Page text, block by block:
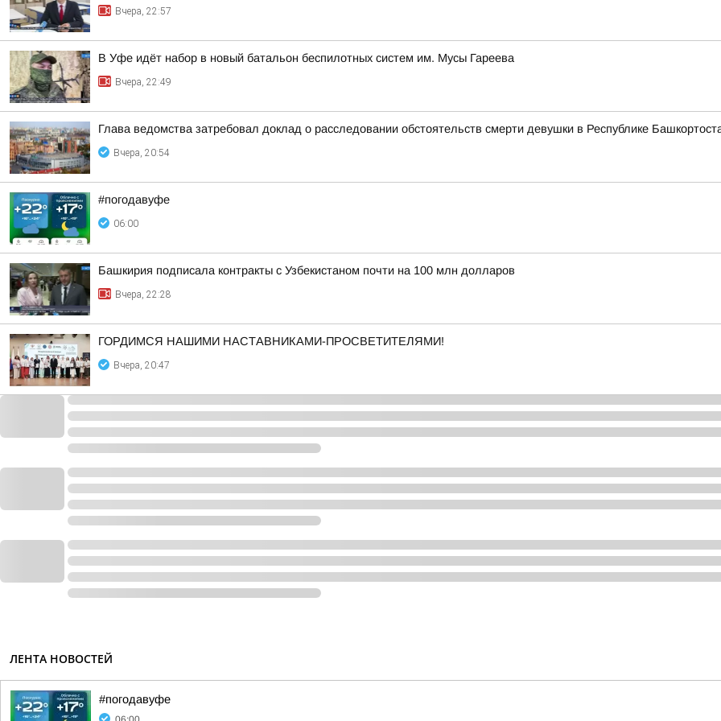
Вчера, 22:57
В Уфе идёт набор в новый батальон беспилотных систем им. Мусы Гареева
Вчера, 22:49
Глава ведомства затребовал доклад о расследовании обстоятельств смерти девушки в Республике
Вчера, 20:54
#погодавуфе
06:00
Башкирия подписала контракты с Узбекистаном почти на 100 млн долларов
Вчера, 22:28
ГОРДИМСЯ НАШИМИ НАСТАВНИКАМИ-ПРОСВЕТИТЕЛЯМИ!
Вчера, 20:47
ЛЕНТА НОВОСТЕЙ
#погодавуфе